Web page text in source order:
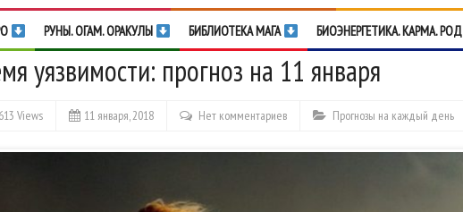
РУНЫ. ОГАМ. ОРАКУЛЫ БИБЛИОТЕКА МАГА БИОЭНЕРГЕТИКА. КАРМА. РОД
уязвимости: прогноз на 11 января
Views 11 января, 2018 Нет комментариев Прогнозы на каждый день